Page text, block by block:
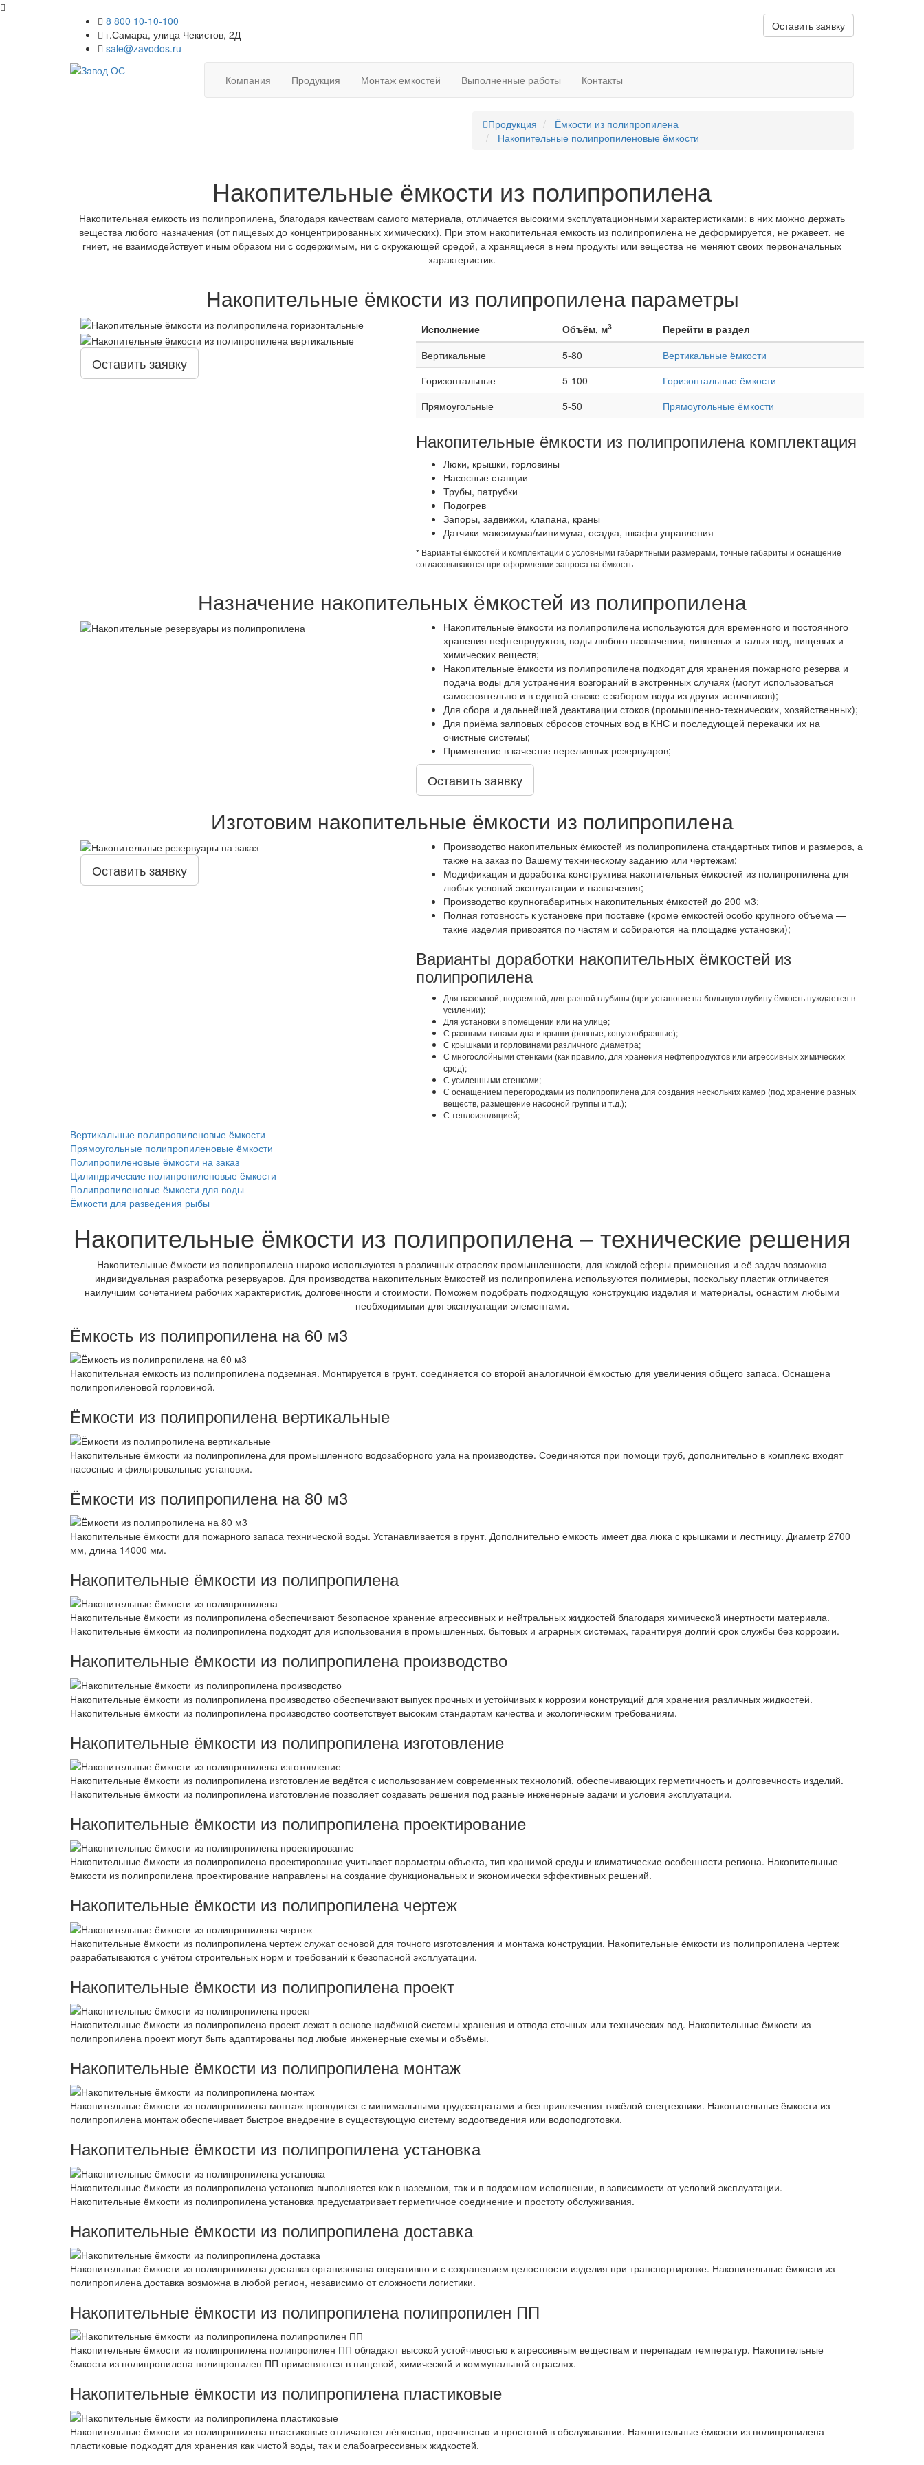
8 800 10-10-100
г.Самара, улица Чекистов, 2Д
sale@zavodos.ru
Оставить заявку
Компания Продукция Монтаж емкостей Выполненные работы Контакты
Продукция
Ёмкости из полипропилена
Накопительные полипропиленовые ёмкости
Накопительные ёмкости из полипропилена
Накопительная емкость из полипропилена, благодаря качествам самого материала, отличается высокими эксплуатационными характеристиками: в них можно держать
вещества любого назначения (от пищевых до концентрированных химических). При этом накопительная емкость из полипропилена не деформируется, не ржавеет, не
гниет, не взаимодействует иным образом ни с содержимым, ни с окружающей средой, а хранящиеся в нем продукты или вещества не меняют своих первоначальных
характеристик.
Накопительные ёмкости из полипропилена параметры
Оставить заявку
Исполнение Объём, м3
Перейти в раздел
Вертикальные
5-80
Вертикальные ёмкости
Горизонтальные
5-100
Горизонтальные ёмкости
Прямоугольные
5-50 Прямоугольные ёмкости
Накопительные ёмкости из полипропилена комплектация
Люки, крышки, горловины
Насосные станции
Трубы, патрубки
Подогрев
Запоры, задвижки, клапана, краны
Датчики максимума/минимума, осадка, шкафы управления
* Варианты ёмкостей и комплектации с условными габаритными размерами, точные габариты и оснащение
согласовываются при оформлении запроса на ёмкость
Назначение накопительных ёмкостей из полипропилена
Накопительные ёмкости из полипропилена используются для временного и постоянного
хранения нефтепродуктов, воды любого назначения, ливневых и талых вод, пищевых и
химических веществ;
Накопительные ёмкости из полипропилена подходят для хранения пожарного резерва и
подача воды для устранения возгораний в экстренных случаях (могут использоваться
самостоятельно и в единой связке с забором воды из других источников);
Для сбора и дальнейшей деактивации стоков (промышленно-технических, хозяйственных);
Для приёма залповых сбросов сточных вод в КНС и последующей перекачки их на
очистные системы;
Применение в качестве переливных резервуаров;
Оставить заявку
Изготовим накопительные ёмкости из полипропилена
Оставить заявку
Производство накопительных ёмкостей из полипропилена стандартных типов и размеров, а
также на заказ по Вашему техническому заданию или чертежам;
Модификация и доработка конструктива накопительных ёмкостей из полипропилена для
любых условий эксплуатации и назначения;
Производство крупногабаритных накопительных ёмкостей до 200 м3;
Полная готовность к установке при поставке (кроме ёмкостей особо крупного объёма —
такие изделия привозятся по частям и собираются на площадке установки);
Варианты доработки накопительных ёмкостей из
полипропилена
Для наземной, подземной, для разной глубины (при установке на большую глубину ёмкость нуждается в
усилении);
Для установки в помещении или на улице;
С разными типами дна и крыши (ровные, конусообразные);
С крышками и горловинами различного диаметра;
С многослойными стенками (как правило, для хранения нефтепродуктов или агрессивных химических
сред);
С усиленными стенками;
С оснащением перегородками из полипропилена для создания нескольких камер (под хранение разных
веществ, размещение насосной группы и т.д.);
С теплоизоляцией;
Вертикальные полипропиленовые ёмкости
Прямоугольные полипропиленовые ёмкости
Полипропиленовые ёмкости на заказ
Цилиндрические полипропиленовые ёмкости
Полипропиленовые ёмкости для воды
Ёмкости для разведения рыбы
Накопительные ёмкости из полипропилена – технические решения
Накопительные ёмкости из полипропилена широко используются в различных отраслях промышленности, для каждой сферы применения и её задач возможна
индивидуальная разработка резервуаров. Для производства накопительных ёмкостей из полипропилена используются полимеры, поскольку пластик отличается
наилучшим сочетанием рабочих характеристик, долговечности и стоимости. Поможем подобрать подходящую конструкцию изделия и материалы, оснастим любыми
необходимыми для эксплуатации элементами.
Ёмкость из полипропилена на 60 м3
Накопительная ёмкость из полипропилена подземная. Монтируется в грунт, соединяется со второй аналогичной ёмкостью для увеличения общего запаса. Оснащена
полипропиленовой горловиной.
Ёмкости из полипропилена вертикальные
Накопительные ёмкости из полипропилена для промышленного водозаборного узла на производстве. Соединяются при помощи труб, дополнительно в комплекс входят
насосные и фильтровальные установки.
Ёмкости из полипропилена на 80 м3
Накопительные ёмкости для пожарного запаса технической воды. Устанавливается в грунт. Дополнительно ёмкость имеет два люка с крышками и лестницу. Диаметр 2700
мм, длина 14000 мм.
Накопительные ёмкости из полипропилена
Накопительные ёмкости из полипропилена обеспечивают безопасное хранение агрессивных и нейтральных жидкостей благодаря химической инертности материала.
Накопительные ёмкости из полипропилена подходят для использования в промышленных, бытовых и аграрных системах, гарантируя долгий срок службы без коррозии.
Накопительные ёмкости из полипропилена производство
Накопительные ёмкости из полипропилена производство обеспечивают выпуск прочных и устойчивых к коррозии конструкций для хранения различных жидкостей.
Накопительные ёмкости из полипропилена производство соответствует высоким стандартам качества и экологическим требованиям.
Накопительные ёмкости из полипропилена изготовление
Накопительные ёмкости из полипропилена изготовление ведётся с использованием современных технологий, обеспечивающих герметичность и долговечность изделий.
Накопительные ёмкости из полипропилена изготовление позволяет создавать решения под разные инженерные задачи и условия эксплуатации.
Накопительные ёмкости из полипропилена проектирование
Накопительные ёмкости из полипропилена проектирование учитывает параметры объекта, тип хранимой среды и климатические особенности региона. Накопительные
ёмкости из полипропилена проектирование направлены на создание функциональных и экономически эффективных решений.
Накопительные ёмкости из полипропилена чертеж
Накопительные ёмкости из полипропилена чертеж служат основой для точного изготовления и монтажа конструкции. Накопительные ёмкости из полипропилена чертеж
разрабатываются с учётом строительных норм и требований к безопасной эксплуатации.
Накопительные ёмкости из полипропилена проект
Накопительные ёмкости из полипропилена проект лежат в основе надёжной системы хранения и отвода сточных или технических вод. Накопительные ёмкости из
полипропилена проект могут быть адаптированы под любые инженерные схемы и объёмы.
Накопительные ёмкости из полипропилена монтаж
Накопительные ёмкости из полипропилена монтаж проводится с минимальными трудозатратами и без привлечения тяжёлой спецтехники. Накопительные ёмкости из
полипропилена монтаж обеспечивает быстрое внедрение в существующую систему водоотведения или водоподготовки.
Накопительные ёмкости из полипропилена установка
Накопительные ёмкости из полипропилена установка выполняется как в наземном, так и в подземном исполнении, в зависимости от условий эксплуатации.
Накопительные ёмкости из полипропилена установка предусматривает герметичное соединение и простоту обслуживания.
Накопительные ёмкости из полипропилена доставка
Накопительные ёмкости из полипропилена доставка организована оперативно и с сохранением целостности изделия при транспортировке. Накопительные ёмкости из
полипропилена доставка возможна в любой регион, независимо от сложности логистики.
Накопительные ёмкости из полипропилена полипропилен ПП
Накопительные ёмкости из полипропилена полипропилен ПП обладают высокой устойчивостью к агрессивным веществам и перепадам температур. Накопительные
ёмкости из полипропилена полипропилен ПП применяются в пищевой, химической и коммунальной отраслях.
Накопительные ёмкости из полипропилена пластиковые
Накопительные ёмкости из полипропилена пластиковые отличаются лёгкостью, прочностью и простотой в обслуживании. Накопительные ёмкости из полипропилена
пластиковые подходят для хранения как чистой воды, так и слабоагрессивных жидкостей.